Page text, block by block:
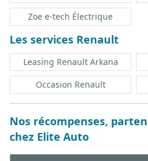
Zoe e-tech Électrique
Les services Renault
Leasing Renault Arkana
Occasion Renault
Nos récompenses,
chez Elite Auto